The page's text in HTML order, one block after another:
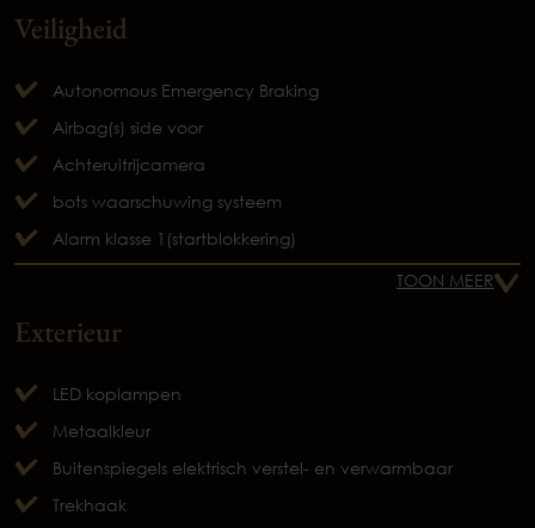
Veiligheid
Autonomous Emergency Braking
Airbag(s) side voor
Achteruitrijcamera
bots waarschuwing systeem
Alarm klasse 1(startblokkering)
TOON MEER
Exterieur
LED koplampen
Metaalkleur
Buitenspiegels elektrisch verstel- en verwarmbaar
Trekhaak